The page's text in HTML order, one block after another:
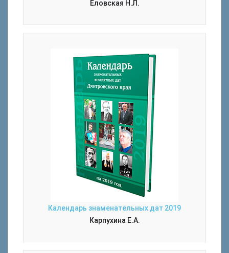
Еловская Н.Л.
Календарь знаменательных дат 2019
Карпухина Е.А.